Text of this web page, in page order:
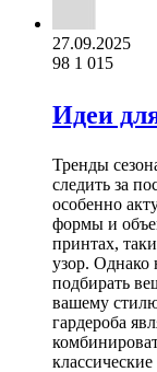
27.09.2025
98 1 015
Идеи
Тренды
следить за
особенно
формы и
принтах,
узор. Однако
подбирать
вашему
гардероба